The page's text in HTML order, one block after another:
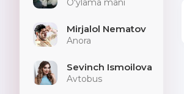
O'ylama mani
Mirjalol Nematov
Anora
Sevinch Ismoilova
Avtobus